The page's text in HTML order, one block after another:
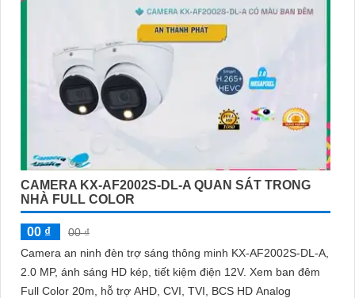
CAMERA KX-AF2002S-DL-A QUAN SÁT TRONG
NHÀ FULL COLOR
00 ₫
00 ₫
Camera an ninh đèn trợ sáng thông minh KX-AF2002S-DL-A,
2.0 MP, ánh sáng HD kép, tiết kiệm điện 12V. Xem ban đêm
Full Color 20m, hỗ trợ AHD, CVI, TVI, BCS HD Analog